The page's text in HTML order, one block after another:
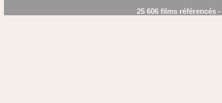
25 606 films référencés